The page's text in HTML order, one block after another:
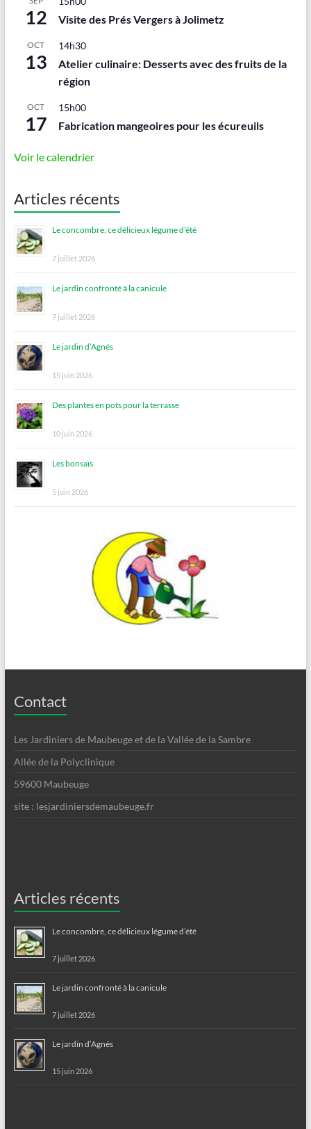
12 Visite des Prés Vergers à Jolimetz
OCT
13
14h30
Atelier culinaire: Desserts avec des fruits de la
région
OCT
17
15h00
Fabrication mangeoires pour les écureuils
Voir le calendrier
Articles récents
Le concombre, ce délicieux légume d’été
7 juillet 2026
Le jardin confronté à la canicule
7 juillet 2026
Le jardin d’Agnés
15 juin 2026
Des plantes en pots pour la terrasse
10 juin 2026
Les bonsaïs
5 juin 2026
Contact
Les Jardiniers de Maubeuge et de la Vallée de la Sambre
Allée de la Polyclinique
59600 Maubeuge
site : lesjardiniersdemaubeuge.fr
Articles récents
Le concombre, ce délicieux légume d’été
7 juillet 2026
Le jardin confronté à la canicule
7 juillet 2026
Le jardin d’Agnés
15 juin 2026